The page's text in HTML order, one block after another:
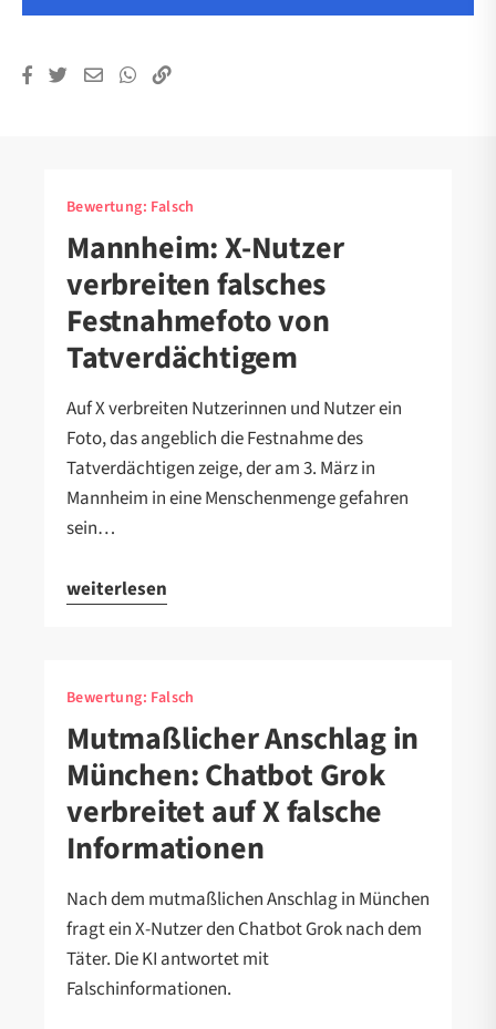
Bewertung: Falsch
Mannheim: X-Nutzer
verbreiten falsches
Festnahmefoto von
Tatverdächtigem
Auf X verbreiten Nutzerinnen und Nutzer ein
Foto, das angeblich die Festnahme des
Tatverdächtigen zeige, der am 3. März in
Mannheim in eine Menschenmenge gefahren
sein…
weiterlesen
Bewertung: Falsch
Mutmaßlicher Anschlag in
München: Chatbot Grok
verbreitet auf X falsche
Informationen
Nach dem mutmaßlichen Anschlag in München
fragt ein X-Nutzer den Chatbot Grok nach dem
Täter. Die KI antwortet mit
Falschinformationen.